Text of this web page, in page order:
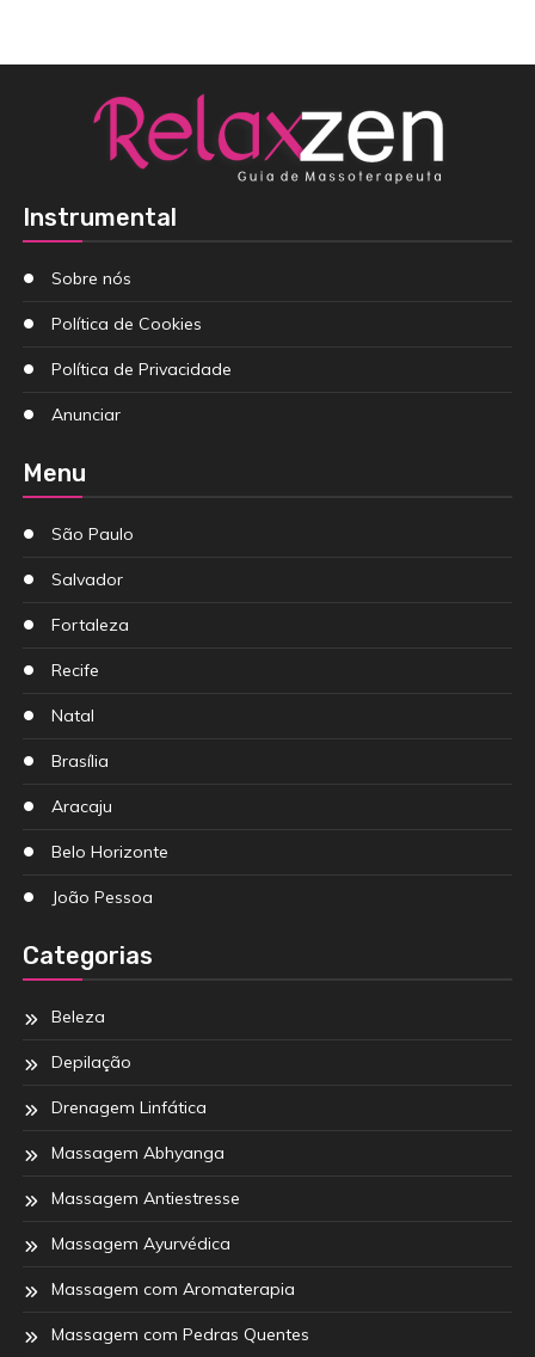
Instrumental
Sobre nós
Política de Cookies
Política de Privacidade
Anunciar
Menu
São Paulo
Salvador
Fortaleza
Recife
Natal
Brasília
Aracaju
Belo Horizonte
João Pessoa
Categorias
Beleza
Depilação
Drenagem Linfática
Massagem Abhyanga
Massagem Antiestresse
Massagem Ayurvédica
Massagem com Aromaterapia
Massagem com Pedras Quentes